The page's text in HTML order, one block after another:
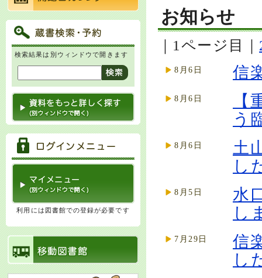
検索結果は別ウィンドウで開きます
利用には図書館での登録が必要です
お知らせ
｜1ページ目｜
8月6日 信
8月6日
う
8月6日
土
し
8月5日
水
し
7月29日
信
し